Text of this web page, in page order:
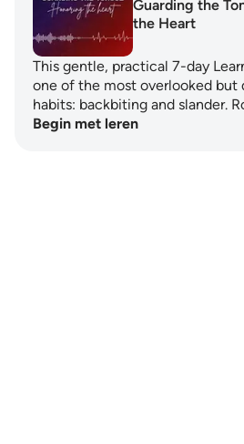
Guarding the
the Heart
This gentle, practical 7-day
one of the most overlooked but
habits: backbiting and slander.
Begin met leren